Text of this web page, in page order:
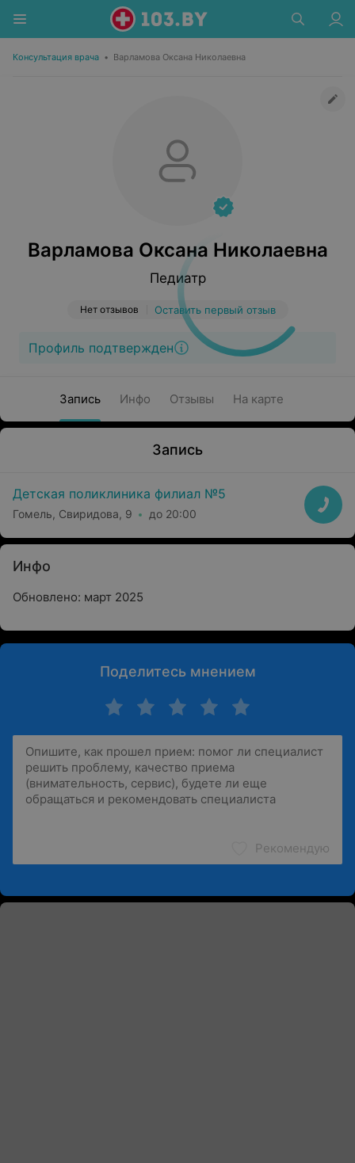
Консультация врача • Варламова Оксана Николаевна
Варламова Оксана Николаевна
Педиатр
Нет отзывов Оставить первый отзыв
Профиль подтвержден
Запись Инфо Отзывы На карте
Запись
Детская поликлиника филиал №5
Гомель, Свиридова, 9 до 20:00
Инфо
Обновлено: март 2025
Поделитесь мнением
Рекомендую